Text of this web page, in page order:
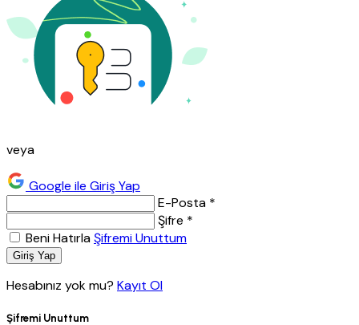
veya
Google ile Giriş Yap
E-Posta *
Şifre *
Beni HatırlaŞifremi Unuttum
Giriş Yap
Hesabınız yok mu? Kayıt Ol
Şifremi Unuttum